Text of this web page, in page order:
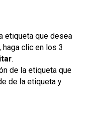
etiqueta que desea
, haga clic en los 3
.
de la etiqueta que
de la etiqueta y